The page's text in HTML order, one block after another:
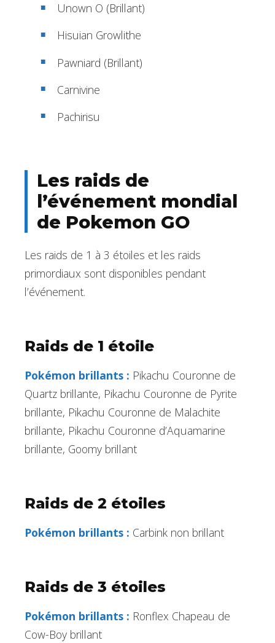
Unown O (Brillant)
Hisuian Growlithe
Pawniard (Brillant)
Carnivine
Pachirisu
Les raids de
l’événement mondial
de Pokemon GO
Les raids de 1 à 3 étoiles et les raids
primordiaux sont disponibles pendant
l’événement.
Raids de 1 étoile
Pokémon brillants : Pikachu Couronne de
Quartz brillante, Pikachu Couronne de Pyrite
brillante, Pikachu Couronne de Malachite
brillante, Pikachu Couronne d’Aquamarine
brillante, Goomy brillant
Raids de 2 étoiles
Pokémon brillants : Carbink non brillant
Raids de 3 étoiles
Pokémon brillants : Ronflex Chapeau de
Cow-Boy brillant